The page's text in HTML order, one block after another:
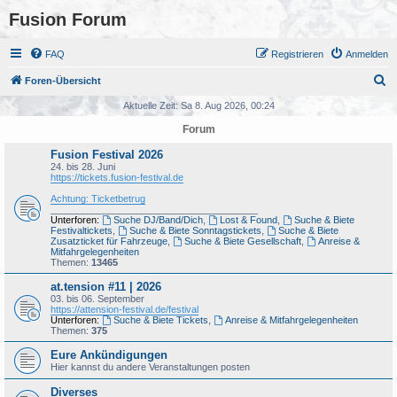
Fusion Forum
FAQ Anmelden
Registrieren
Foren-Übersicht
Aktuelle Zeit: Sa 8. Aug 2026, 00:24
Forum
Fusion Festival 2026
24. bis 28. Juni
https://tickets.fusion-festival.de
Achtung: Ticketbetrug
Unterforen:
Suche DJ/Band/Dich, Lost & Found,
Suche & Biete
Festivaltickets
Suche & Biete Sonntagstickets
Suche & Biete
Zusatzticket für Fahrzeuge
Suche & Biete Gesellschaft,
Anreise &
Mitfahrgelegenheiten
Themen: 13465
at.tension #11 | 2026
03. bis 06. September
https://attension-festival.de/festival
Unterforen:
Suche & Biete Tickets
Anreise & Mitfahrgelegenheiten
Themen: 375
Eure Ankündigungen
Hier kannst du andere Veranstaltungen posten
Diverses